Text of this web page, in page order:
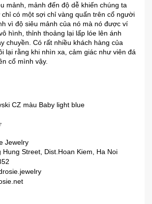
mảnh, mảnh đến độ dễ khiến chúng ta
có một sợi chỉ vàng quấn trên cổ người
vì độ siêu mảnh của nó mà nó được ví
hình, thỉnh thoảng lại lấp lóe lên ánh
chuyền. Có rất nhiều khách hàng của
lại rằng khi nhìn xa, cảm giác như viên đá
cổ mình vậy.
CZ màu Baby light blue
Jewelry
Hung Street, Dist.Hoan Kiem, Ha Noi